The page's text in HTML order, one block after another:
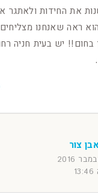
את החידות ולאתגר
ראה שאנחנו
בחום!! יש בעית חניה
צור